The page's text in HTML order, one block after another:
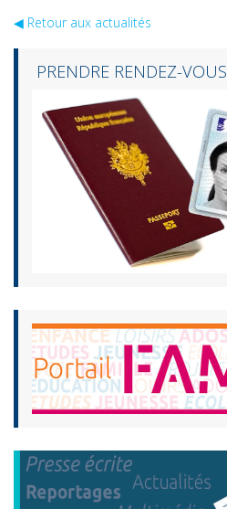
◀︎ Retour aux actualités
PRENDRE RENDEZ-VOUS